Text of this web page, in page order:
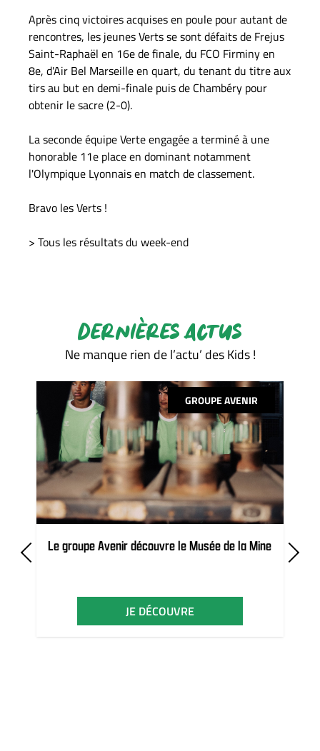
Après cinq victoires acquises en poule pour autant de
rencontres, les jeunes Verts se sont défaits de Frejus
Saint-Raphaël en 16e de finale, du FCO Firminy en
8e, d'Air Bel Marseille en quart, du tenant du titre aux
tirs au but en demi-finale puis de Chambéry pour
obtenir le sacre (2-0).
La seconde équipe Verte engagée a terminé à une
honorable 11e place en dominant notamment
l'Olympique Lyonnais en match de classement.
Bravo les Verts !
> Tous les résultats du week-end
DERNIÈRES ACTUS
Ne manque rien de l’actu’ des Kids !
GROUPE AVENIR
Le groupe Avenir découvre le Musée de la Mine
JE DÉCOUVRE